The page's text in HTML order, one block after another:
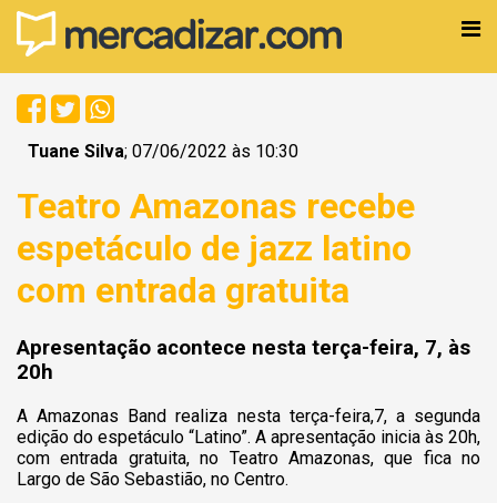
Tuane Silva; 07/06/2022 às 10:30
Teatro Amazonas recebe
espetáculo de jazz latino
com entrada gratuita
Apresentação acontece nesta terça-feira, 7, às
20h
A Amazonas Band realiza nesta terça-feira,7, a segunda
edição do espetáculo “Latino”. A apresentação inicia às 20h,
com entrada gratuita, no Teatro Amazonas, que fica no
Largo de São Sebastião, no Centro.